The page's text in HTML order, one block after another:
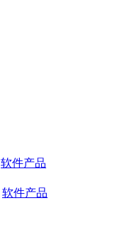
软件产品
软件产品